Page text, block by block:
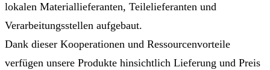
lokalen Materiallieferanten, Teilelieferanten und
Verarbeitungsstellen aufgebaut.
Dank dieser Kooperationen und Ressourcenvorteile
verfügen unsere Produkte hinsichtlich Lieferung und Preis